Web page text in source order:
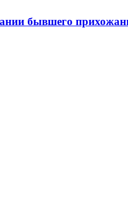
бывшего